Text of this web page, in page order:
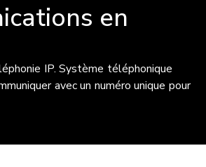
en
IP. Système téléphonique
avec un numéro unique pour